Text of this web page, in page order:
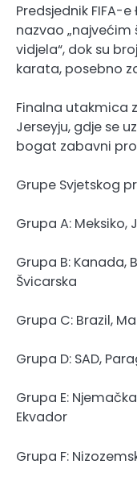
Predsjednik FIFA-
nazvao
vidjela“, dok su
karata, posebno
Finalna utakmica
Jerseyju, gdje se
bogat zabavni
Grupe Svjetskog
Grupa A: Meksiko,
Grupa B: Kanada,
Švicarska
Grupa C: Brazil,
Grupa D: SAD,
Grupa E:
Ekvador
Grupa F: